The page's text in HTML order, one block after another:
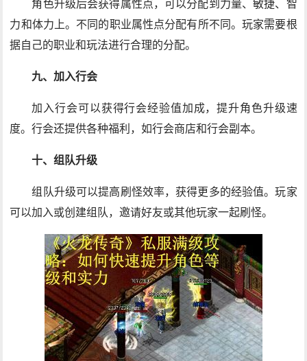
角色升级后会获得属性点，可以分配到力量、敏捷、智
力和体力上。不同的职业属性点分配有所不同。玩家需要根
据自己的职业和玩法进行合理的分配。
九、加入行会
加入行会可以获得行会经验值加成，提升角色升级速
度。行会还提供各种福利，如行会商店和行会副本。
十、组队升级
组队升级可以提高刷怪效率，获得更多的经验值。玩家
可以加入或创建组队，邀请好友或其他玩家一起刷怪。